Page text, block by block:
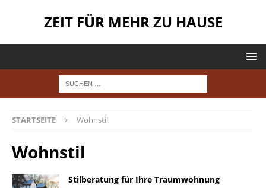
ZEIT FÜR MEHR ZU HAUSE
STARTSEITE Wohnstil
Wohnstil
Stilberatung für Ihre Traumwohnung